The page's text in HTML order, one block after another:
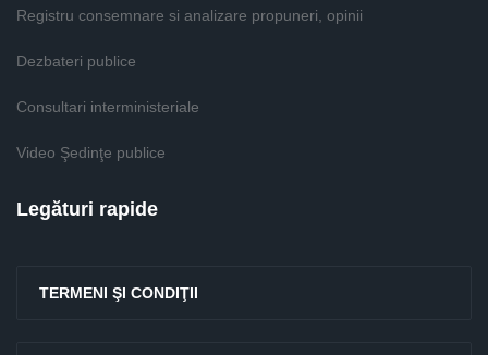
Registru consemnare si analizare propuneri, opinii
Dezbateri publice
Consultari interministeriale
Video Şedinţe publice
Legături rapide
TERMENI ŞI CONDIŢII